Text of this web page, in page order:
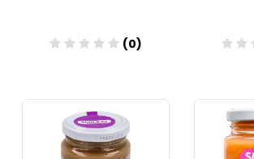
(0)
Añadir